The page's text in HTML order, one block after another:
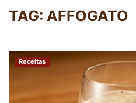
TAG: AFFOGATO
Receitas